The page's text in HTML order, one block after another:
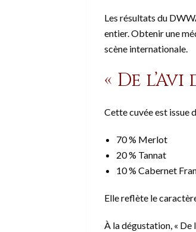
Les résultats du
entier. Obtenir une
scène internationale.
« De
Cette cuvée est issue
70 % Merlot
20 % Tannat
10 % Cabernet
Elle reflète le
À la dégustation, « De